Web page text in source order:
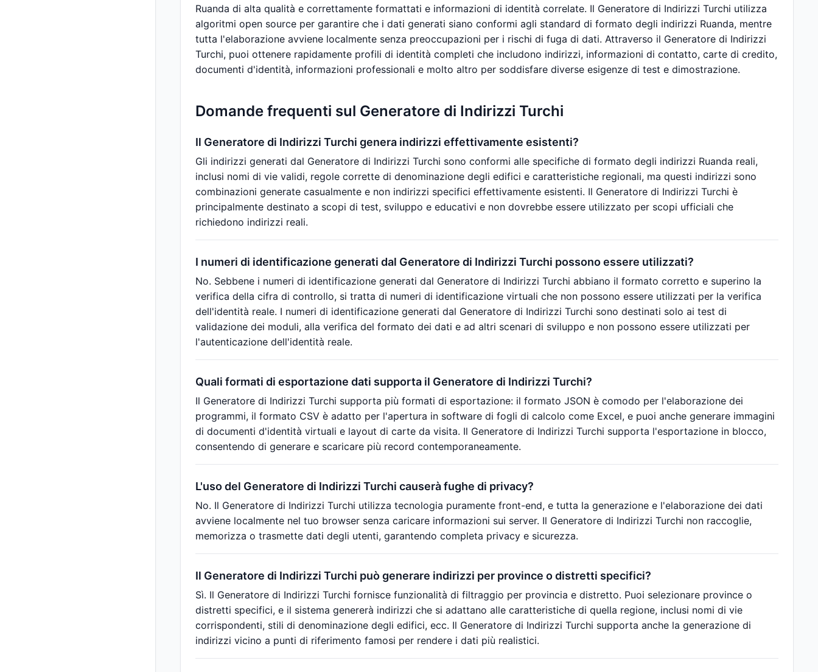
Ruanda di alta qualità e correttamente formattati e informazioni di identità correlate. Il Generatore di Indirizzi Turchi utilizza
algoritmi open source per garantire che i dati generati siano conformi agli standard di formato degli indirizzi Ruanda, mentre
tutta l'elaborazione avviene localmente senza preoccupazioni per i rischi di fuga di dati. Attraverso il Generatore di Indirizzi
Turchi, puoi ottenere rapidamente profili di identità completi che includono indirizzi, informazioni di contatto, carte di credito,
documenti d'identità, informazioni professionali e molto altro per soddisfare diverse esigenze di test e dimostrazione.
Domande frequenti sul Generatore di Indirizzi Turchi
Il Generatore di Indirizzi Turchi genera indirizzi effettivamente esistenti?
Gli indirizzi generati dal Generatore di Indirizzi Turchi sono conformi alle specifiche di formato degli indirizzi Ruanda reali,
inclusi nomi di vie validi, regole corrette di denominazione degli edifici e caratteristiche regionali, ma questi indirizzi sono
combinazioni generate casualmente e non indirizzi specifici effettivamente esistenti. Il Generatore di Indirizzi Turchi è
principalmente destinato a scopi di test, sviluppo e educativi e non dovrebbe essere utilizzato per scopi ufficiali che
richiedono indirizzi reali.
I numeri di identificazione generati dal Generatore di Indirizzi Turchi possono essere utilizzati?
No. Sebbene i numeri di identificazione generati dal Generatore di Indirizzi Turchi abbiano il formato corretto e superino la
verifica della cifra di controllo, si tratta di numeri di identificazione virtuali che non possono essere utilizzati per la verifica
dell'identità reale. I numeri di identificazione generati dal Generatore di Indirizzi Turchi sono destinati solo ai test di
validazione dei moduli, alla verifica del formato dei dati e ad altri scenari di sviluppo e non possono essere utilizzati per
l'autenticazione dell'identità reale.
Quali formati di esportazione dati supporta il Generatore di Indirizzi Turchi?
Il Generatore di Indirizzi Turchi supporta più formati di esportazione: il formato JSON è comodo per l'elaborazione dei
programmi, il formato CSV è adatto per l'apertura in software di fogli di calcolo come Excel, e puoi anche generare immagini
di documenti d'identità virtuali e layout di carte da visita. Il Generatore di Indirizzi Turchi supporta l'esportazione in blocco,
consentendo di generare e scaricare più record contemporaneamente.
L'uso del Generatore di Indirizzi Turchi causerà fughe di privacy?
No. Il Generatore di Indirizzi Turchi utilizza tecnologia puramente front-end, e tutta la generazione e l'elaborazione dei dati
avviene localmente nel tuo browser senza caricare informazioni sui server. Il Generatore di Indirizzi Turchi non raccoglie,
memorizza o trasmette dati degli utenti, garantendo completa privacy e sicurezza.
Il Generatore di Indirizzi Turchi può generare indirizzi per province o distretti specifici?
Sì. Il Generatore di Indirizzi Turchi fornisce funzionalità di filtraggio per provincia e distretto. Puoi selezionare province o
distretti specifici, e il sistema genererà indirizzi che si adattano alle caratteristiche di quella regione, inclusi nomi di vie
corrispondenti, stili di denominazione degli edifici, ecc. Il Generatore di Indirizzi Turchi supporta anche la generazione di
indirizzi vicino a punti di riferimento famosi per rendere i dati più realistici.